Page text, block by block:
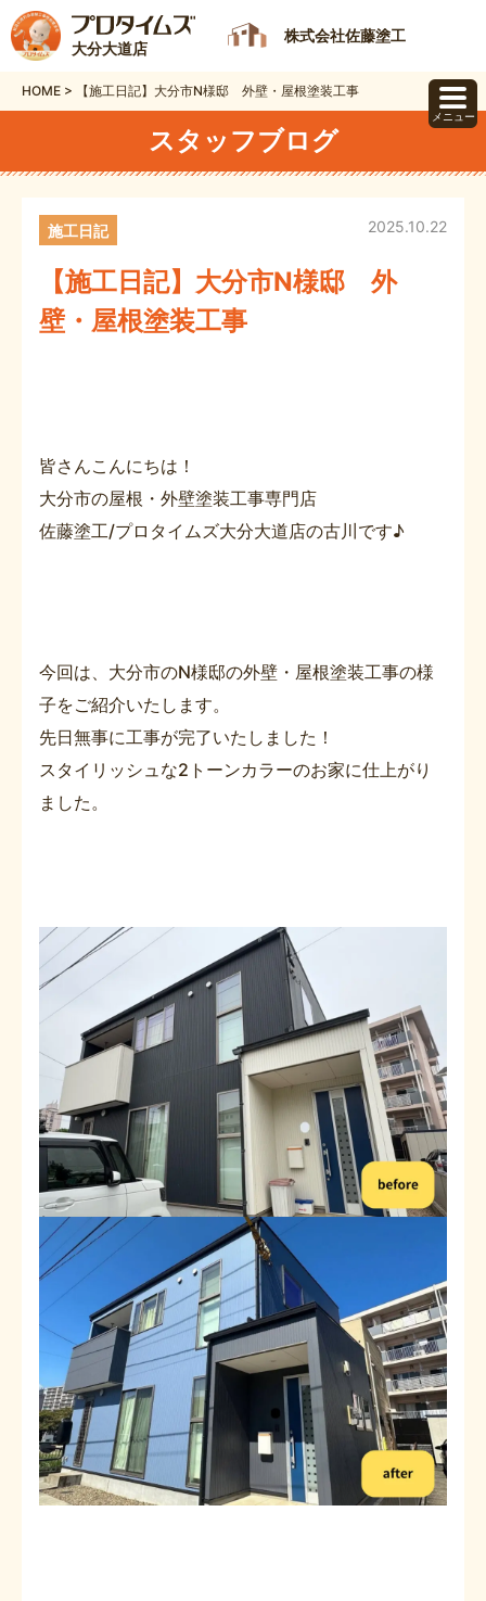
大分大道店
株式会社佐藤塗工
HOME > 【施工日記】大分市N様邸 外壁・屋根塗装工事
スタッフブログ
【施工日記】大分市N様邸 外
壁・屋根塗装工事
2025.10.22
施工日記
皆さんこんにちは！
大分市の屋根・外壁塗装工事専門店
佐藤塗工/プロタイムズ大分大道店の古川です♪
今回は、大分市のN様邸の外壁・屋根塗装工事の様
子をご紹介いたします。
先日無事に工事が完了いたしました！
スタイリッシュな2トーンカラーのお家に仕上がり
ました。
メニュー